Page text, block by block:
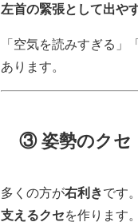
左首の緊張として出や
「空気を読みすぎる
あります。
③ 姿勢のクセ
多くの方が右利きです
支えるクセを作ります。